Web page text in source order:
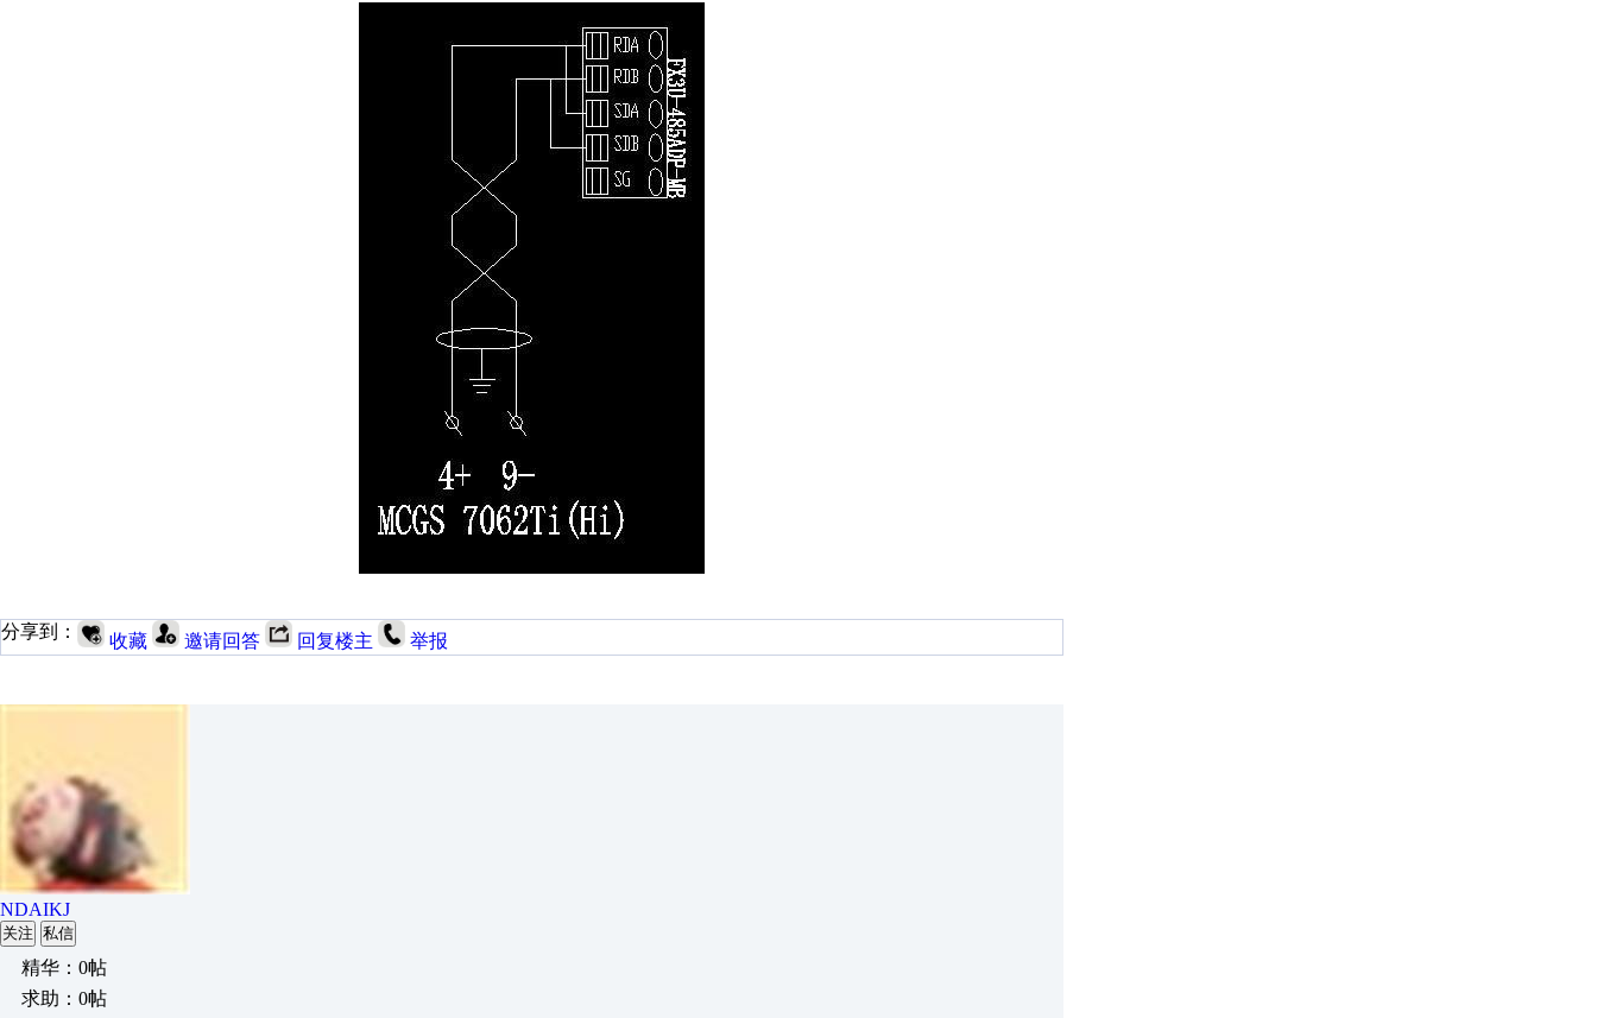
分享到： 收藏 邀请回答 回复楼主 举报
NDAIKJ
关注 私信
精华：0帖
求助：0帖